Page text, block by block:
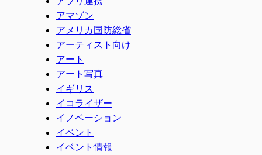
アマゾン
アメリカ国防総省
アーティスト向け
アート
アート写真
イギリス
イコライザー
イノベーション
イベント
イベント情報